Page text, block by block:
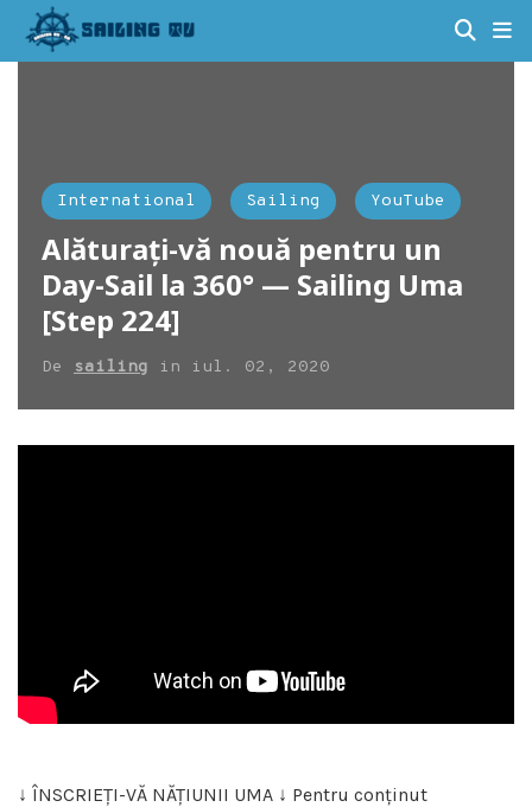
International Sailing YouTube
Alăturați-vă nouă pentru un
Day-Sail la 360° — Sailing Uma
[Step 224]
De sailing in iul. 02, 2020
↓ ÎNSCRIEȚI-VĂ NĂȚIUNII UMA ↓ Pentru conținut